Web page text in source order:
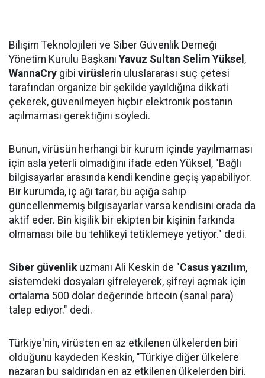
Bilişim Teknolojileri ve Siber Güvenlik Derneği
Yönetim Kurulu Başkanı Yavuz Sultan Selim Yükse ,
WannaCry gibi virüs lerin uluslararası suç çetesi
tarafından organize bir şekilde yayıldığına dikkati
çekerek, güvenilmeyen hiçbir elektronik postanın
açılmaması gerektiğini söyledi.
Bunun, virüsün herhangi bir kurum içinde yayılmaması
için asla yeterli olmadığını ifade eden Yüksel, "Bağlı
bilgisayarlar arasında kendi kendine geçiş yapabiliyor.
Bir kurumda, iç ağı tarar, bu açığa sahip
güncellenmemiş bilgisayarlar varsa kendisini orada da
aktif eder. Bin kişilik bir ekipten bir kişinin farkında
olmaması bile bu tehlikeyi tetiklemeye yetiyor." dedi.
Siber güvenlikuzmanı Ali Keskin de "Casus yazılım,
sistemdeki dosyaları şifreleyerek, şifreyi açmak için
ortalama 500 dolar değerinde bitcoin (sanal para)
talep ediyor." dedi.
Türkiye'nin, virüsten en az etkilenen ülkelerden biri
olduğunu kaydeden Keskin, "Türkiye diğer ülkelere
nazaran bu saldırıdan en az etkilenen ülkelerden biri.